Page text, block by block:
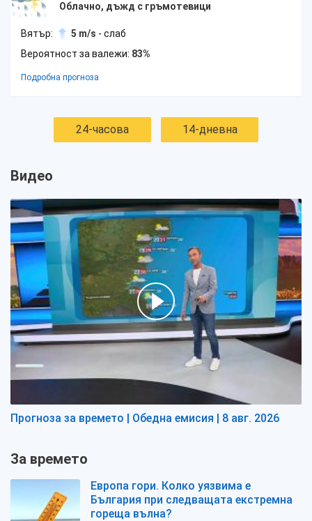
Облачно, дъжд с гръмотевици
Вятър: 5 m/s - слаб
Вероятност за валежи: 83%
Подробна прогноза
24-часова 14-дневна
Видео
Прогноза за времето | Обедна емисия | 8 авг. 2026
За времето
Европа гори. Колко уязвима е
България при следващата екстремна
гореща вълна?